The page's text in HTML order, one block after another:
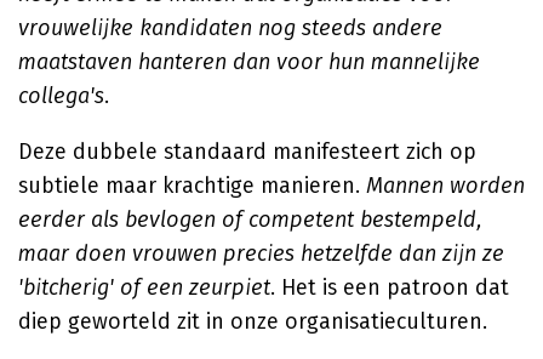
vrouwelijke kandidaten nog steeds andere
maatstaven hanteren dan voor hun mannelijke
collega's.
Deze dubbele standaard manifesteert zich op
subtiele maar krachtige manieren. Mannen worden
eerder als bevlogen of competent bestempeld,
maar doen vrouwen precies hetzelfde dan zijn ze
'bitcherig' of een zeurpiet. Het is een patroon dat
diep geworteld zit in onze organisatieculturen.